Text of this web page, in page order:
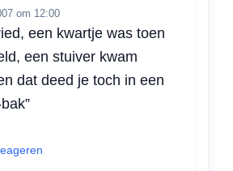
om 12:00
een kwartje was toen
een stuiver kwam
dat deed je toch in een